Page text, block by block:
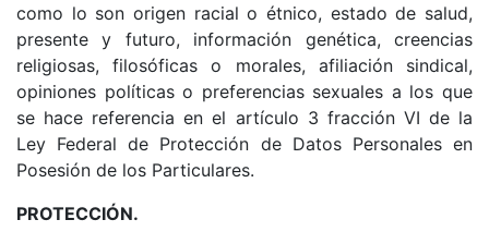
como lo son origen racial o étnico, estado de salud,
presente y futuro, información genética, creencias
religiosas, filosóficas o morales, afiliación sindical,
opiniones políticas o preferencias sexuales a los que
se hace referencia en el artículo 3 fracción VI de la
Ley Federal de Protección de Datos Personales en
Posesión de los Particulares.
PROTECCIÓN.